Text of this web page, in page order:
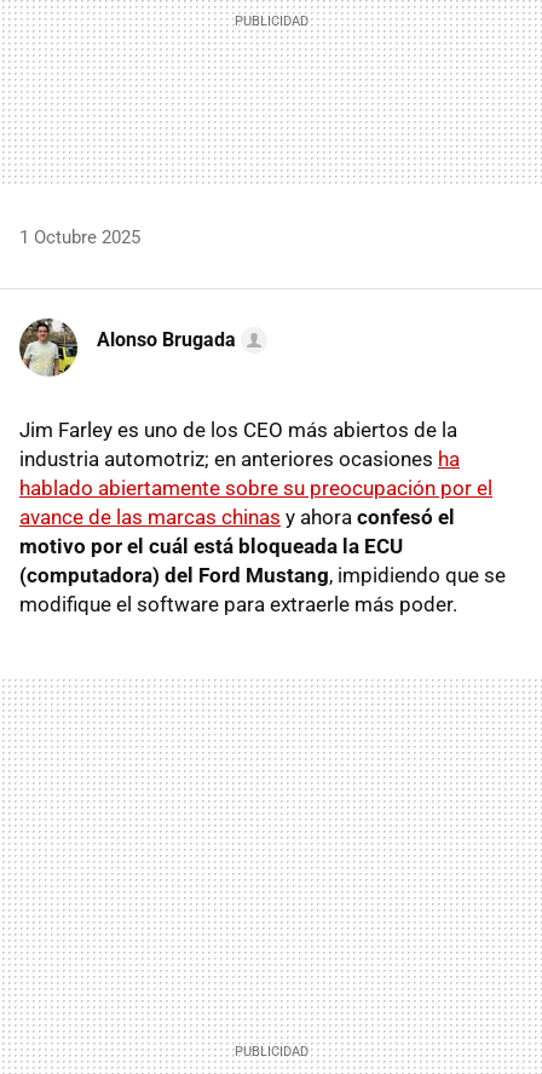
1 Octubre 2025
Alonso Brugada
Jim Farley es uno de los CEO más abiertos de la
industria automotriz; en anteriores ocasiones ha
hablado abiertamente sobre su preocupación por el
avance de las marcas chinas y ahora confesó el
motivo por el cuál está bloqueada la ECU
(computadora) del Ford Mustang, impidiendo que se
modifique el software para extraerle más poder.